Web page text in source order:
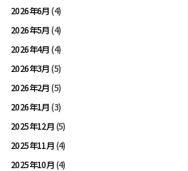
2026年6月(4)
2026年5月(4)
2026年4月(4)
2026年3月(5)
2026年2月(5)
2026年1月(3)
2025年12月(5)
2025年11月(4)
2025年10月(4)